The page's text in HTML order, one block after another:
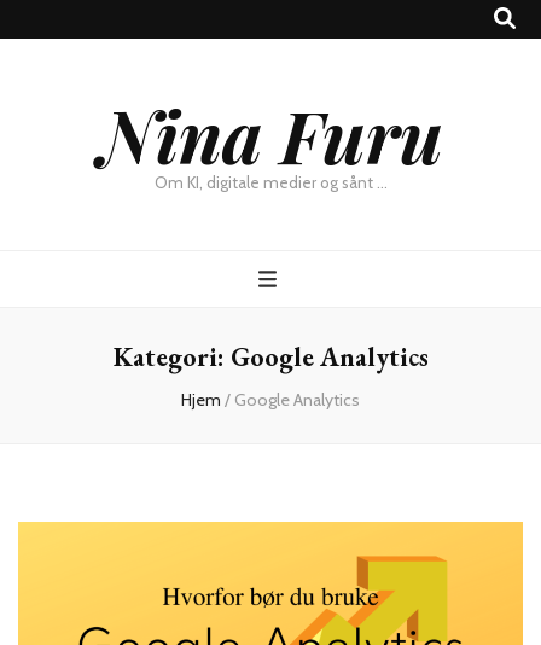
Nina Furu
Om KI, digitale medier og sånt …
Kategori: Google Analytics
Hjem / Google Analytics